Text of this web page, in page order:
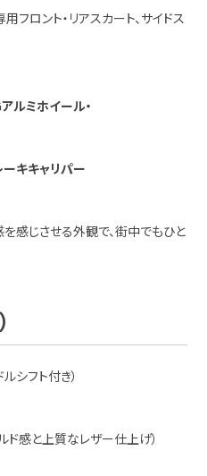
用フロント・リアスカート、サイドス
ルミホイール・
ーキキャリパー
感じさせる外観で、街中でもひと
ルシフト付き）
ド感と上質なレザー仕上げ）